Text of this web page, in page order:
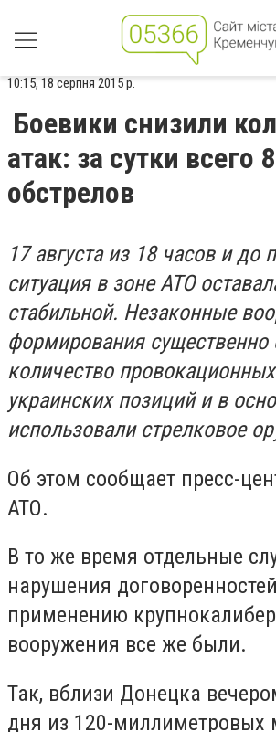
10:15, 18 серпня 2015 р.
Боевики снизили
атак: за сутки всего
обстрелов
17 августа из 18 часов и до
ситуация в зоне АТО
стабильной. Незаконные
формирования существенно
количество
украинских позиций и в
использовали стрелковое
Об этом сообщает пресс-
АТО.
В то же время отдельные
нарушения
применению
вооружения все же были.
Так, вблизи Донецка
дня из 120-миллиметровых